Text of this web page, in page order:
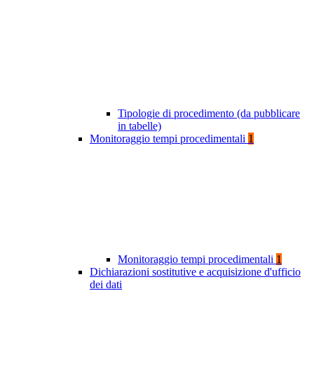
Tipologie di procedimento (da pubblicare
in tabelle)
Monitoraggio tempi procedimentali 1
Monitoraggio tempi procedimentali 1
Dichiarazioni sostitutive e acquisizione d'ufficio
dei dati